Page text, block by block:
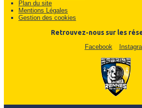
Plan du site
Mentions Légales
Gestion des cookies
Retrouvez-nous sur les
Facebook